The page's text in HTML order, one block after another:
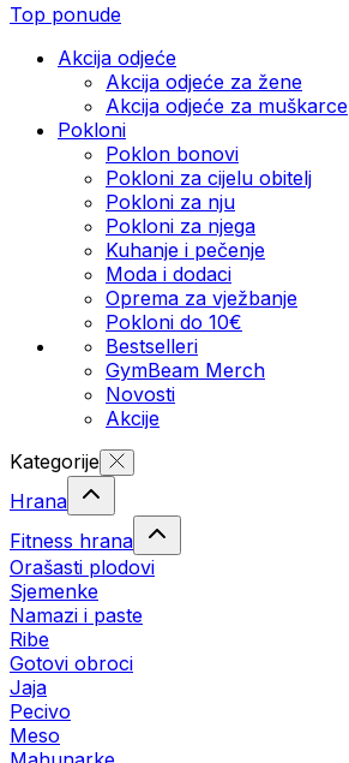
Top ponude
Akcija odjeće
Akcija odjeće za žene
Akcija odjeće za muškarce
Pokloni
Poklon bonovi
Pokloni za cijelu obitelj
Pokloni za nju
Pokloni za njega
Kuhanje i pečenje
Moda i dodaci
Oprema za vježbanje
Pokloni do 10€
Bestselleri
GymBeam Merch
Novosti
Akcije
Kategorije
Hrana
Fitness hrana
Orašasti plodovi
Sjemenke
Namazi i paste
Ribe
Gotovi obroci
Jaja
Pecivo
Meso